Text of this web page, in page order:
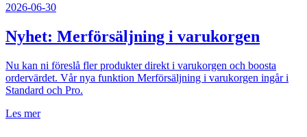
2026-06-30
Nyhet: Merförsäljning i varukorgen
Nu kan ni föreslå fler produkter direkt i varukorgen och boosta
ordervärdet. Vår nya funktion Merförsäljning i varukorgen ingår i
Standard och Pro.
Les mer